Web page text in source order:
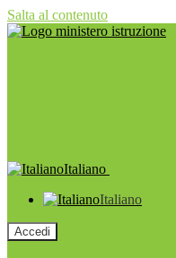
Salta al contenuto
Italiano
Italiano
Accedi